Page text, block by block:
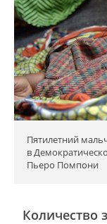
Пятилетний
в
Пьеро Помпони
Количество